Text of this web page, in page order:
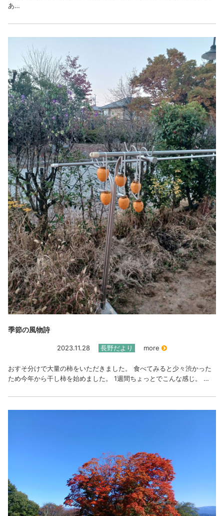
あ…
季節の風物詩
2023.11.28 長野だより more
おすそ分けで大量の柿をいただきました。 食べてみると少々渋かった
ため今年から干し柿を始めました。 1週間ちょっとでこんな感じ。 …